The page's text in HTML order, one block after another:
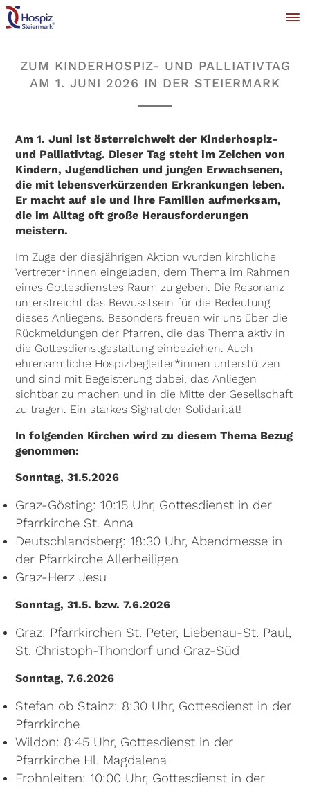
ZUM KINDERHOSPIZ- UND PALLIATIVTAG
AM 1. JUNI 2026 IN DER STEIERMARK
Am 1. Juni ist österreichweit der Kinderhospiz-
und Palliativtag. Dieser Tag steht im Zeichen von
Kindern, Jugendlichen und jungen Erwachsenen,
die mit lebensverkürzenden Erkrankungen leben.
Er macht auf sie und ihre Familien aufmerksam,
die im Alltag oft große Herausforderungen
meistern.
Im Zuge der diesjährigen Aktion wurden kirchliche
Vertreter*innen eingeladen, dem Thema im Rahmen
eines Gottesdienstes Raum zu geben. Die Resonanz
unterstreicht das Bewusstsein für die Bedeutung
dieses Anliegens. Besonders freuen wir uns über die
Rückmeldungen der Pfarren, die das Thema aktiv in
die Gottesdienstgestaltung einbeziehen. Auch
ehrenamtliche Hospizbegleiter*innen unterstützen
und sind mit Begeisterung dabei, das Anliegen
sichtbar zu machen und in die Mitte der Gesellschaft
zu tragen. Ein starkes Signal der Solidarität!
In folgenden Kirchen wird zu diesem Thema Bezug
genommen:
Sonntag, 31.5.2026
Graz-Gösting: 10:15 Uhr, Gottesdienst in der
Pfarrkirche St. Anna
Deutschlandsberg: 18:30 Uhr, Abendmesse in
der Pfarrkirche Allerheiligen
Graz-Herz Jesu
Sonntag, 31.5. bzw. 7.6.2026
Graz: Pfarrkirchen St. Peter, Liebenau-St. Paul,
St. Christoph-Thondorf und Graz-Süd
Sonntag, 7.6.2026
Stefan ob Stainz: 8:30 Uhr, Gottesdienst in der
Pfarrkirche
Wildon: 8:45 Uhr, Gottesdienst in der
Pfarrkirche Hl. Magdalena
Frohnleiten: 10:00 Uhr, Gottesdienst in der